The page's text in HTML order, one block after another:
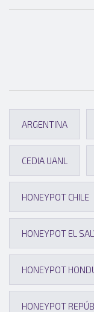
ARGENTINA
CEDIA UANL
HONEYPOT CHILE
HONEYPOT EL
HONEYPOT
HONEYPOT